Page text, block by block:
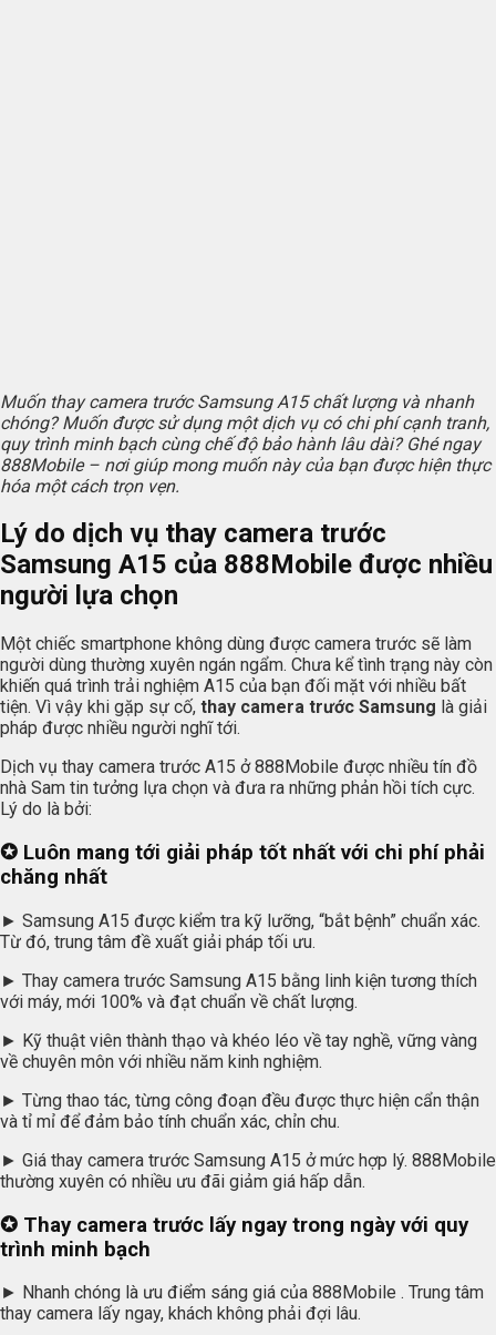
Muốn thay camera trước Samsung A15 chất lượng và nhanh
chóng? Muốn được sử dụng một dịch vụ có chi phí cạnh tranh,
quy trình minh bạch cùng chế độ bảo hành lâu dài? Ghé ngay
888Mobile – nơi giúp mong muốn này của bạn được hiện thực
hóa một cách trọn vẹn.
Lý do dịch vụ thay camera trước
Samsung A15 của 888Mobile được nhiều
người lựa chọn
Một chiếc smartphone không dùng được camera trước sẽ làm
người dùng thường xuyên ngán ngẩm. Chưa kể tình trạng này còn
khiến quá trình trải nghiệm A15 của bạn đối mặt với nhiều bất
tiện. Vì vậy khi gặp sự cố, thay camera trước Samsung là giải
pháp được nhiều người nghĩ tới.
Dịch vụ thay camera trước A15 ở 888Mobile được nhiều tín đồ
nhà Sam tin tưởng lựa chọn và đưa ra những phản hồi tích cực.
Lý do là bởi:
✪ Luôn mang tới giải pháp tốt nhất với chi phí phải
chăng nhất
► Samsung A15 được kiểm tra kỹ lưỡng, “bắt bệnh” chuẩn xác.
Từ đó, trung tâm đề xuất giải pháp tối ưu.
► Thay camera trước Samsung A15 bằng linh kiện tương thích
với máy, mới 100% và đạt chuẩn về chất lượng.
► Kỹ thuật viên thành thạo và khéo léo về tay nghề, vững vàng
về chuyên môn với nhiều năm kinh nghiệm.
► Từng thao tác, từng công đoạn đều được thực hiện cẩn thận
và tỉ mỉ để đảm bảo tính chuẩn xác, chỉn chu.
► Giá thay camera trước Samsung A15 ở mức hợp lý. 888Mobile
thường xuyên có nhiều ưu đãi giảm giá hấp dẫn.
✪ Thay camera trước lấy ngay trong ngày với quy
trình minh bạch
► Nhanh chóng là ưu điểm sáng giá của 888Mobile . Trung tâm
thay camera lấy ngay, khách không phải đợi lâu.